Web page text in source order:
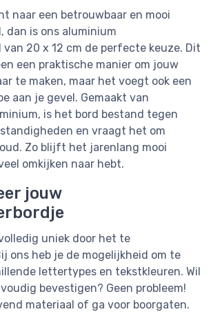
naar een betrouwbaar en mooi
dan is ons aluminium
van 20 x 12 cm de perfecte keuze. Dit
een praktische manier om jouw
te maken, maar het voegt ook een
aan je gevel. Gemaakt van
is het bord bestand tegen
en vraagt het om
Zo blijft het jarenlang mooi
omkijken naar hebt.
jouw
uniek door het te
ons heb je de mogelijkheid om te
lettertypes en tekstkleuren. Wil
bevestigen? Geen probleem!
materiaal of ga voor boorgaten.